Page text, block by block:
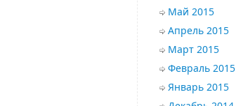
Май 2015
Апрель 2015
Март 2015
Февраль 2015
Январь 2015